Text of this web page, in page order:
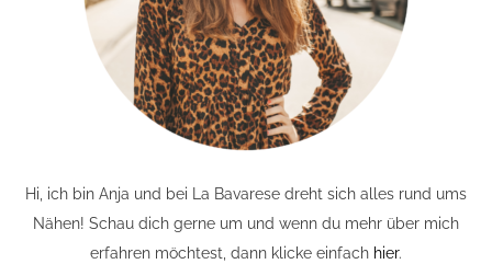
Hi, ich bin Anja und bei La Bavarese dreht sich alles rund ums
Nähen! Schau dich gerne um und wenn du mehr über mich
erfahren möchtest, dann klicke einfach hier.